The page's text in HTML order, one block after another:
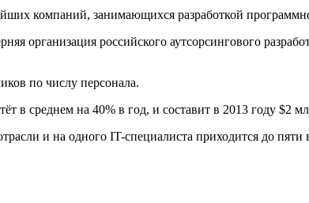
компаний, занимающихся разработкой
организация российского аутсорсингового
по числу персонала.
в среднем на 40% в год, и составит в 2013 году $2
и на одного IT-специалиста приходится до пяти